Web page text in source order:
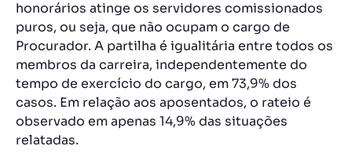
honorários atinge os servidores comissionados
puros, ou seja, que não ocupam o cargo de
Procurador. A partilha é igualitária entre todos os
membros da carreira, independentemente do
tempo de exercício do cargo, em 73,9% dos
casos. Em relação aos aposentados, o rateio é
observado em apenas 14,9% das situações
relatadas.